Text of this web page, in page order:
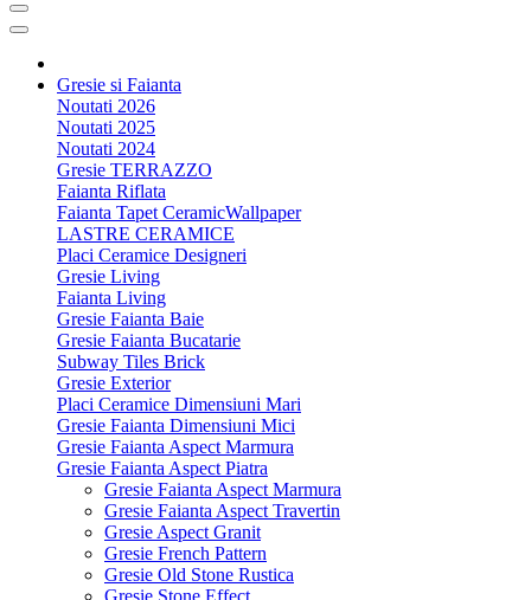
Gresie si Faianta
Noutati 2026
Noutati 2025
Noutati 2024
Gresie TERRAZZO
Faianta Riflata
Faianta Tapet CeramicWallpaper
LASTRE CERAMICE
Placi Ceramice Designeri
Gresie Living
Faianta Living
Gresie Faianta Baie
Gresie Faianta Bucatarie
Subway Tiles Brick
Gresie Exterior
Placi Ceramice Dimensiuni Mari
Gresie Faianta Dimensiuni Mici
Gresie Faianta Aspect Marmura
Gresie Faianta Aspect Piatra
Gresie Faianta Aspect Marmura
Gresie Faianta Aspect Travertin
Gresie Aspect Granit
Gresie French Pattern
Gresie Old Stone Rustica
Gresie Stone Effect